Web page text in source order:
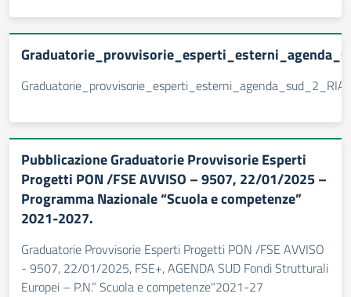
Pubblicazione Graduatorie Provvisorie Esperti
Progetti PON /FSE AVVISO – 9507, 22/01/2025 –
Programma Nazionale “Scuola e competenze”
2021-2027.
Graduatorie Provvisorie Esperti Progetti PON /FSE AVVISO
- 9507, 22/01/2025, FSE+, AGENDA SUD Fondi Strutturali
Europei – P.N.“ Scuola e competenze"2021-27